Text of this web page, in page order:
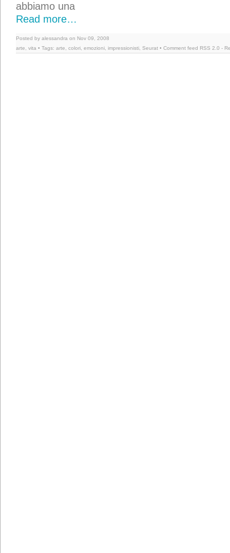
abbiamo una
Read more…
Posted by alessandra on Nov 09, 2008
arte
vita • Tags: arte colori emozioni impressionisti Seurat • Comment feed RSS 2.0 -